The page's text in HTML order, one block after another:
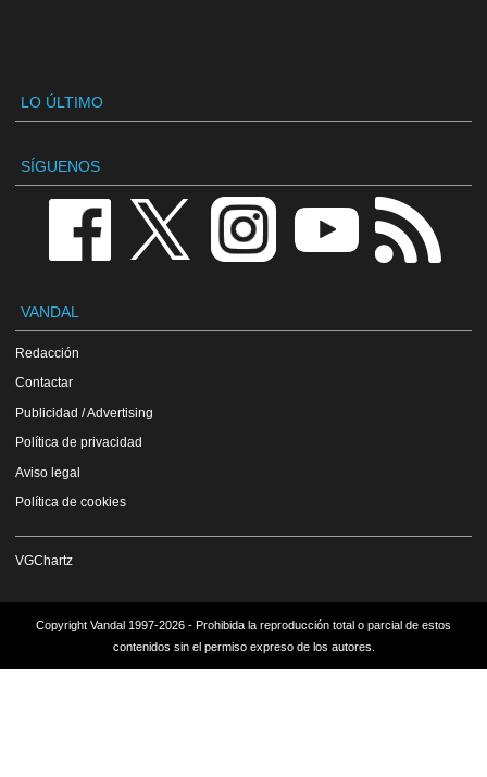
LO ÚLTIMO
SÍGUENOS
VANDAL
Redacción
Contactar
Publicidad / Advertising
Política de privacidad
Aviso legal
Política de cookies
VGChartz
Copyright Vandal 1997-2026 - Prohibida la reproducción total o parcial de estos
contenidos sin el permiso expreso de los autores.